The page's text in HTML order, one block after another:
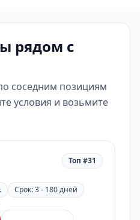
рядом с
соседним позициям
условия и возьмите
Топ #31
Срок: 3 - 180 дней